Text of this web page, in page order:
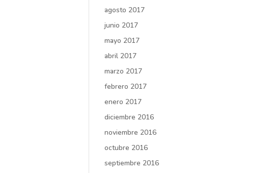
agosto 2017
junio 2017
mayo 2017
abril 2017
marzo 2017
febrero 2017
enero 2017
diciembre 2016
noviembre 2016
octubre 2016
septiembre 2016